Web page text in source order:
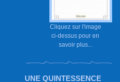
Cliquez sur l'image
ci-dessus pour en
savoir plus...
UNE QUINTESSENCE